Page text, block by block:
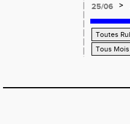
25/06
>